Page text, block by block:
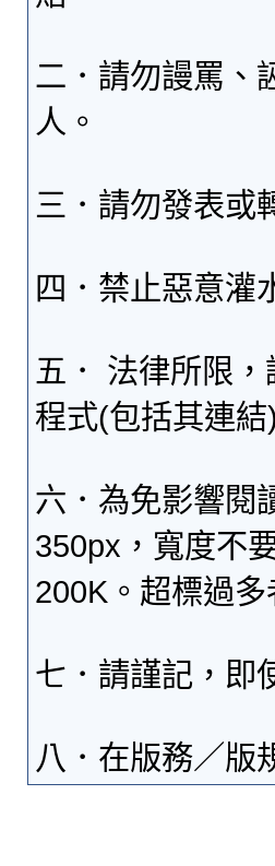
二．請勿謾罵、
人。
三．請勿發表或
四．禁止惡意灌
五． 法律所限
程式(包括其連
六．為免影響閱
350px，寬度不
200K。超標過
七．請謹記，即
八．在版務／版